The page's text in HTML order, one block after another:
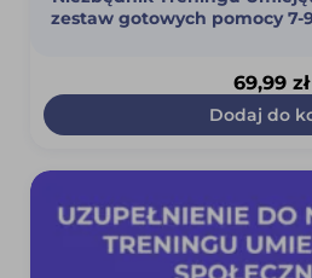
zestaw gotowych pomocy 7-
69,99 zł
Dodaj do